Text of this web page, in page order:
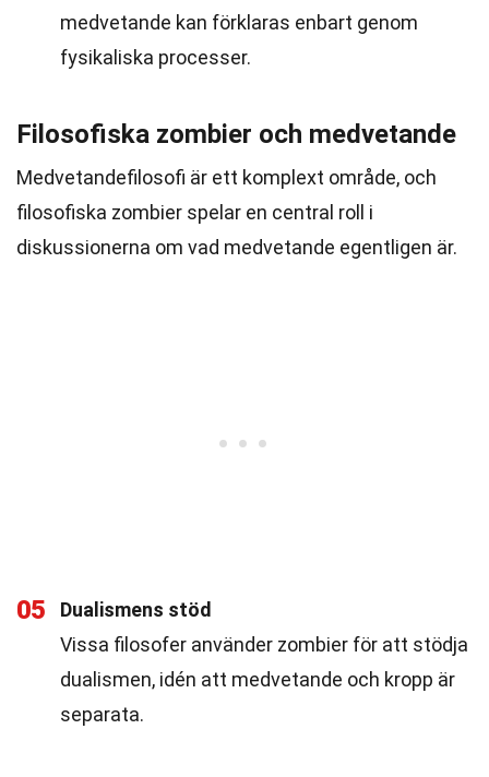
medvetande kan förklaras enbart genom
fysikaliska processer.
Filosofiska zombier och medvetande
Medvetandefilosofi är ett komplext område, och
filosofiska zombier spelar en central roll i
diskussionerna om vad medvetande egentligen är.
05
Dualismens stöd
Vissa filosofer använder zombier för att stödja
dualismen, idén att medvetande och kropp är
separata.